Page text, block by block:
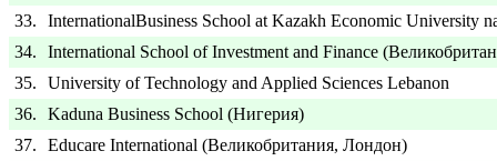
33.
InternationalBusiness School at Kazakh Economic University
34.
International School of Investment and Finance
35.
University of Technology and Applied Sciences Lebanon
36.
Kaduna Business School (Нигерия)
37.
Educare International (Великобритания, Лондон)